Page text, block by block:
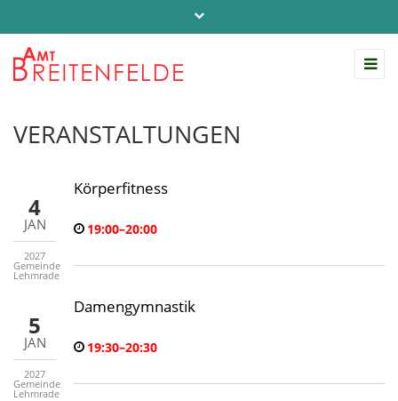
info@amt-breitenfelde.de
Startseite Amt Breitenfelde
VERANSTALTUNGEN
4
JAN
2027
Gemeinde
Lehmrade
Körperfitness
19:00–20:00
5
JAN
2027
Gemeinde
Lehmrade
Damengymnastik
19:30–20:30